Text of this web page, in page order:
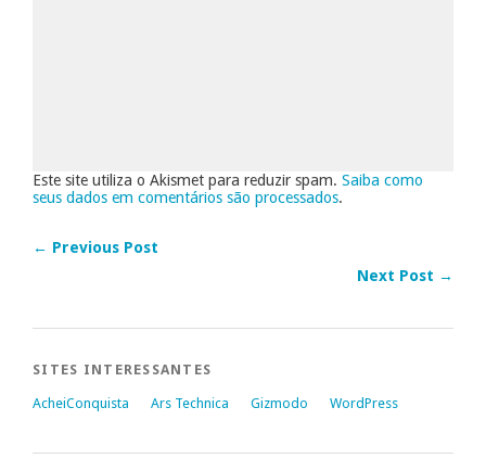
Este site utiliza o Akismet para reduzir spam. Saiba como
seus dados em comentários são processados.
← Previous Post
Next Post →
SITES INTERESSANTES
AcheiConquista Ars Technica Gizmodo WordPress